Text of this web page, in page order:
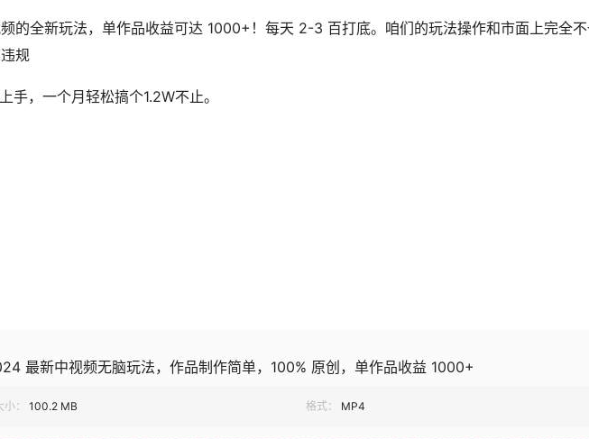
的全新玩法，单作品收益可达 1000+！每天 2-3 百打底。咱们的玩法操作和市面上完全
规
，一个月轻松搞个1.2W不止。
最新中视频无脑玩法，作品制作简单，100% 原创，单作品收益 1000+
小： 100.2 MB 格式： MP4